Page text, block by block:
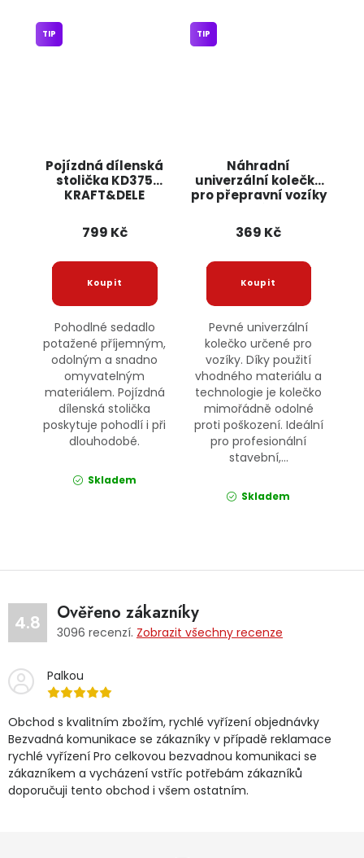
Pojízdná dílenská
stolička KD375
KRAFT&DELE
TIP
799 Kč
Pohodlné sedadlo
potažené příjemným,
odolným a snadno
omyvatelným
materiálem. Pojízdná
dílenská stolička
poskytuje pohodlí i při
dlouhodobé.
Skladem
Náhradní
univerzální kolečko
pro přepravní vozíky
KRAFT&DELE
TIP
369 Kč
Pevné univerzální
kolečko určené pro
vozíky. Díky použití
vhodného materiálu a
technologie je kolečko
mimořádně odolné
proti poškození. Ideální
pro profesionální
stavební,...
Skladem
4.8 Ověřeno zákazníky
3096 recenzí. Zobrazit všechny recenze
Palkou
Obchod s kvalitním zbožím, rychlé vyřízení objednávky
Bezvadná komunikace se zákazníky v případě reklamace
rychlé vyřízení Pro celkovou bezvadnou komunikaci se
zákazníkem a vycházení vstříc potřebám zákazníků
doporučuji tento obchod i všem ostatním.